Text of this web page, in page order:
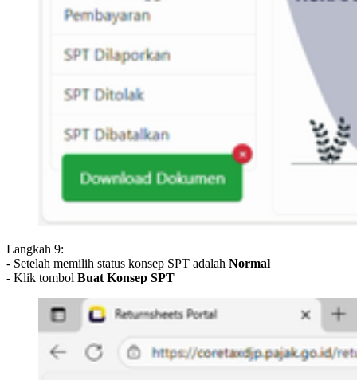
Langkah 9:
- Setelah memilih status konsep SPT adalah Normal
- Klik tombol Buat Konsep SPT